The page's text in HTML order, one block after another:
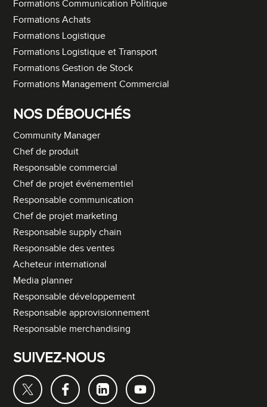
Formations Communication Politique
Formations Achats
Formations Logistique
Formations Logistique et Transport
Formations Gestion de Stock
Formations Management Commercial
NOS DÉBOUCHÉS
Community Manager
Chef de produit
Responsable commercial
Chef de projet événementiel
Responsable communication
Chef de projet marketing
Responsable supply chain
Responsable des ventes
Acheteur international
Media planner
Responsable développement
Responsable approvisionnement
Responsable merchandising
SUIVEZ-NOUS